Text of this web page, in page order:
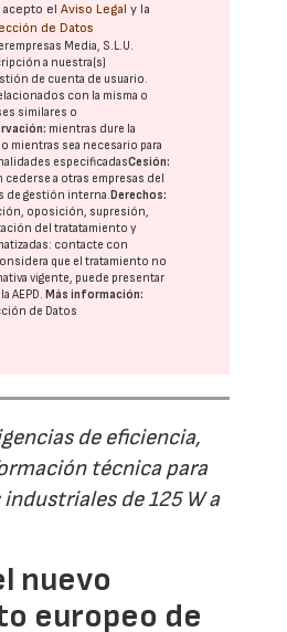
acepto elAviso Legal y la
de Datos
Media, S.L.U.
a nuestra(s)
de cuenta de usuario.
con la misma o
similares o
mientras dure la
mientras sea necesario para
especificadasCesión:
cederse a otras empresas del
de gestión interna. Derechos:
oposición, supresión,
del tratatamiento y
contacte con
que el tratamiento no
vigente, puede presentar
laAEPD. Más información:
de Datos
de eficiencia,
técnica para
de 125 W a
nuevo
europeo de